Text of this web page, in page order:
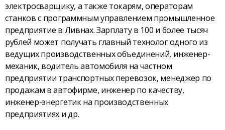
электросварщику, а также токарям, операторам
станков с программным управлением промышленное
предприятие в Ливнах. Зарплату в 100 и более тысяч
рублей может получать главный технолог одного из
ведущих производственных объединений, инженер-
механик, водитель автомобиля на частном
предприятии транспортных перевозок, менеджер по
продажам в автофирме, инженер по качеству,
инженер-энергетик на производственных
предприятиях и др.